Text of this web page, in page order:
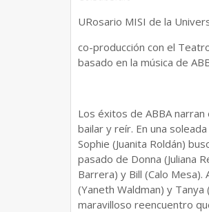
URosario MISI de la
co-producción con el
basado en la música de
Los éxitos de ABBA
bailar y reír. En una
Sophie (Juanita Roldán)
pasado de Donna (Juliana
Barrera) y Bill (Calo
(Yaneth Waldman) y
maravilloso reencuentro